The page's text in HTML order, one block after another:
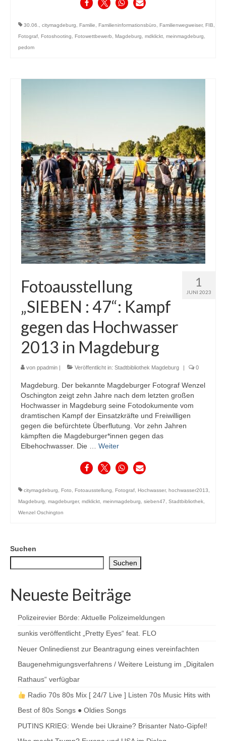
30.06., citymagdeburg, Familie, Familieninformationsbüro, Familienwegweiser, FIB,
Fotograf, Fotoshooting, Fotowettbewerb, Magdeburg, mdklickt, meinmagdeburg,
pedom
1
JUNI 2023
Fotoausstellung
„SIEBEN : 47“: Kampf
gegen das Hochwasser
2013 in Magdeburg
von ppadmin Veröffentlicht in: Stadtbibliothek Magdeburg 0
Magdeburg. Der bekannte Magdeburger Fotograf Wenzel
Oschington zeigt zehn Jahre nach dem letzten großen
Hochwasser in Magdeburg seine Fotodokumente vom
dramtischen Kampf der Einsatzkräfte und Freiwilligen
gegen die befürchtete Überflutung. Vor zehn Jahren
kämpften die Magdeburger*innen gegen das
Elbehochwasser. Die … Weiter
citymagdeburg, Foto, Fotoausstellung, Fotograf, Hochwasser, hochwasser2013,
Magdeburg, magdeburger, mdklickt, meinmagdeburg, sieben47, Stadtbibliothek,
Wenzel Oschington
Suchen
Suchen
Neueste Beiträge
Polizeirevier Börde: Aktuelle Polizeimeldungen
sunkis veröffentlicht „Pretty Eyes“ feat. FLO
Neuer Onlinedienst zur Beantragung eines vereinfachten
Baugenehmigungsverfahrens / Weitere Leistung im „Digitalen
Rathaus“ verfügbar
Radio 70s 80s Mix [ 24/7 Live ] Listen 70s Music Hits with
Best of 80s Songs ● Oldies Songs
PUTINS KRIEG: Wende bei Ukraine? Brisanter Nato-Gipfel!